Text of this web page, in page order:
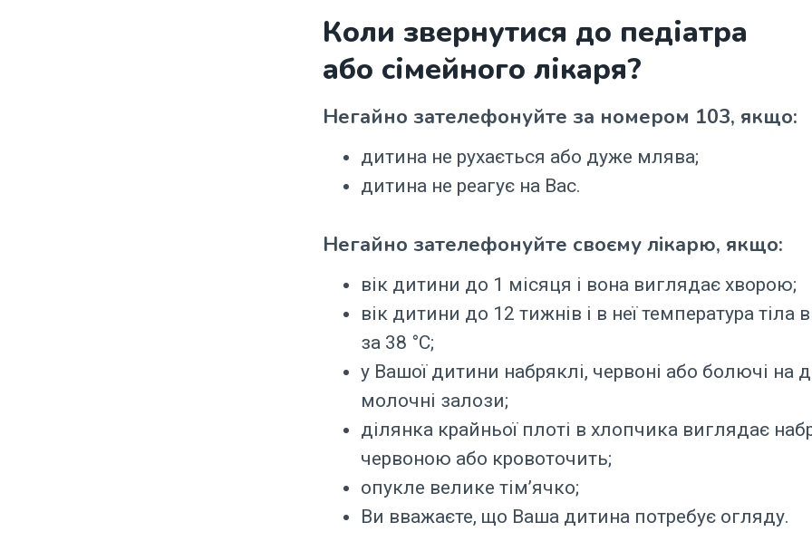
Коли звернутися до педіатра
або сімейного лікаря?
Негайно зателефонуйте за номером 103, якщо:
дитина не рухається або дуже млява;
дитина не реагує на Вас.
Негайно зателефонуйте своєму лікарю, якщо:
вік дитини до 1 місяця і вона виглядає хворою;
вік дитини до 12 тижнів і в неї температура тіла
за 38 °С;
у Вашої дитини набряклі, червоні або болючі на
молочні залози;
ділянка крайньої плоті в хлопчика виглядає
червоною або кровоточить;
опукле велике тім’ячко;
Ви вважаєте, що Ваша дитина потребує огляду.